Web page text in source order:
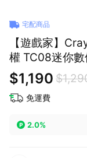
宅配商品
【遊戲家】
權 TC08迷你
$1,190
免運費
2.0%